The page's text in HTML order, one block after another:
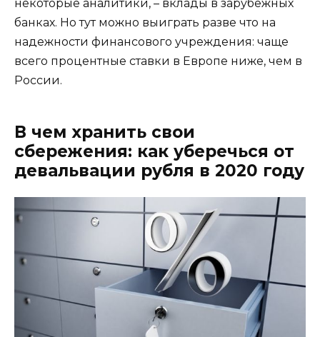
некоторые аналитики, – вклады в зарубежных
банках. Но тут можно выиграть разве что на
надежности финансового учреждения: чаще
всего процентные ставки в Европе ниже, чем в
России.
В чем хранить свои
сбережения: как уберечься от
девальвации рубля в 2020 году